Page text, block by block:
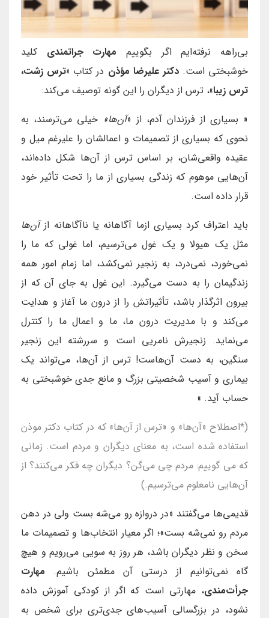
بی‌راهه نرفته‌ایم اگر بگوییم مهارت جراتمندی کلید
خوشبختی است.دکتر علیرضا مؤذن در کتاب «ترس زشت،
ترس زیبا»، ترس از دیگران را این گونه توصیف می‌کند:
« بسیاری از فرزندان آدم، از «آن‌ها» خیلی می‌ترسند، به
نحوی که بسیاری از تصمیمات و اعمالشان را علیرغم میل و
عقیده واقعی‌شان، بر اساس ترس از آن‌ها شکل داده‌اند،
آن‌‌هایی موهوم که زندگی بسیاری از ما را تحت تأثیر خود
قرار داده است.
باید اعتراف کرد بسیاری ازما آگاهانه یا ناآگاهانه ازآن‌ها
مثل یک هیولا و یک غول می‌ترسیم، اما غولی که ما را
نمی‌خورد، نمی‌درد، به زنجیر نمی‌کشد، اما زمام امور همه
زندگیمان را به دست می‌گیرد. این غول به جای آن که از
بیرون اثرگذار باشد، تأثیراتش را از درون ما آغاز و هدایت
می‌کند و با مدیریت درون ما، ما و اعمال ما را کنترل
می‌نماید. زنجیرش نامریی است و سررشته این زنجیر
سنگین، به دست آن‌هاست! ترس از آن‌ها، می‌تواند یک
بیماری و آسیب شخصیتی بزرگ و مانع جدی خوشبختی به
حساب آید. »
(*اصطلاح «آن‌ها» و «ترس از آن‌ها» که در کتاب دکتر موذن
استفاده شده است، به معنای دیگران و مردم است. زمانی
که می گوییم: مردم چی می‌گن؟ دیگران چه فکر می‌کنند؟ از
آن‌هایی نامعلوم می‌ترسیم.)
قدیمی‌ها می‌گفتند «در دروازه رو می‌شه بست ولی در دهن
مردم رو نمی‌شه بست»؛ اگر معیار انتخاب‌ها و تصمیمات ما
سخن و نظر دیگران باشد، هر روز به سویی می‌رویم و هیچ
گاه نمی‌توانیم از درستی آن مطمئن باشیم. مهارت
جرأت‌مندی، مهارتی است که اگر از کودکی آموزش داده
نشود، در بزرگسالی آسیب‌های جدی‌تری برای شخص به